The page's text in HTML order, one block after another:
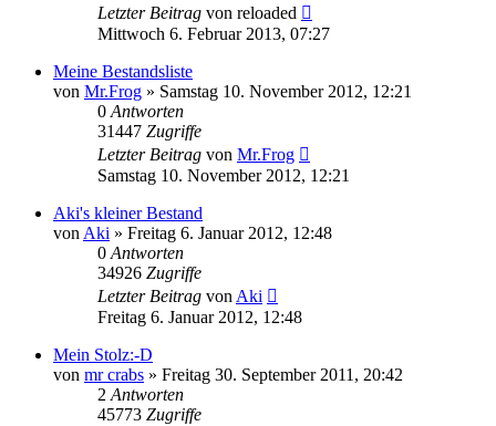
Letzter Beitrag von reloaded
Mittwoch 6. Februar 2013, 07:27
Meine Bestandsliste
von Mr.Frog » Samstag 10. November 2012, 12:21
0 Antworten
31447 Zugriffe
Letzter Beitrag von Mr.Frog
Samstag 10. November 2012, 12:21
Aki's kleiner Bestand
von Aki » Freitag 6. Januar 2012, 12:48
0 Antworten
34926 Zugriffe
Letzter Beitrag von Aki
Freitag 6. Januar 2012, 12:48
Mein Stolz:-D
von mr crabs » Freitag 30. September 2011, 20:42
2 Antworten
45773 Zugriffe